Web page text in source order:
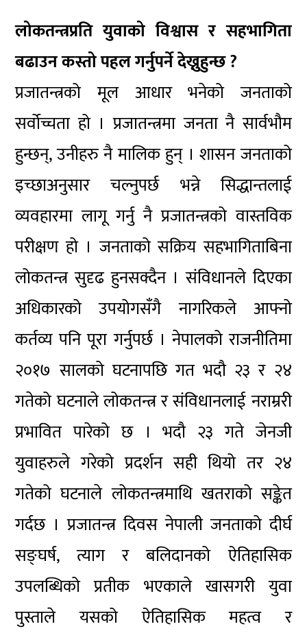
लोकतन्त्रप्रति युवाको विश्वास र सहभागिता
बढाउन कस्तो पहल गर्नुपर्ने देख्नुहुन्छ ?
प्रजातन्त्रको मूल आधार भनेको जनताको
सर्वोच्चता हो । प्रजातन्त्रमा जनता नै सार्वभौम
हुन्छन्, उनीहरु नै मालिक हुन् । शासन जनताको
इच्छाअनुसार चल्नुपर्छ भन्ने सिद्धान्तलाई
व्यवहारमा लागू गर्नु नै प्रजातन्त्रको वास्तविक
परीक्षण हो । जनताको सक्रिय सहभागिताबिना
लोकतन्त्र सुदृढ हुनसक्दैन । संविधानले दिएका
अधिकारको उपयोगसँगै नागरिकले आफ्नो
कर्तव्य पनि पूरा गर्नुपर्छ । नेपालको राजनीतिमा
२०१७ सालको घटनापछि गत भदौ २३ र २४
गतेको घटनाले लोकतन्त्र र संविधानलाई नराम्ररी
प्रभावित पारेको छ । भदौ २३ गते जेनजी
युवाहरुले गरेको प्रदर्शन सही थियो तर २४
गतेको घटनाले लोकतन्त्रमाथि खतराको सङ्केत
गर्दछ । प्रजातन्त्र दिवस नेपाली जनताको दीर्घ
सङ्घर्ष, त्याग र बलिदानको ऐतिहासिक
उपलब्धिको प्रतीक भएकाले खासगरी युवा
पुस्ताले यसको ऐतिहासिक महत्व र